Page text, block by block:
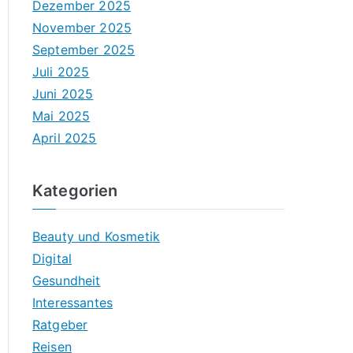
Dezember 2025
November 2025
September 2025
Juli 2025
Juni 2025
Mai 2025
April 2025
Kategorien
Beauty und Kosmetik
Digital
Gesundheit
Interessantes
Ratgeber
Reisen